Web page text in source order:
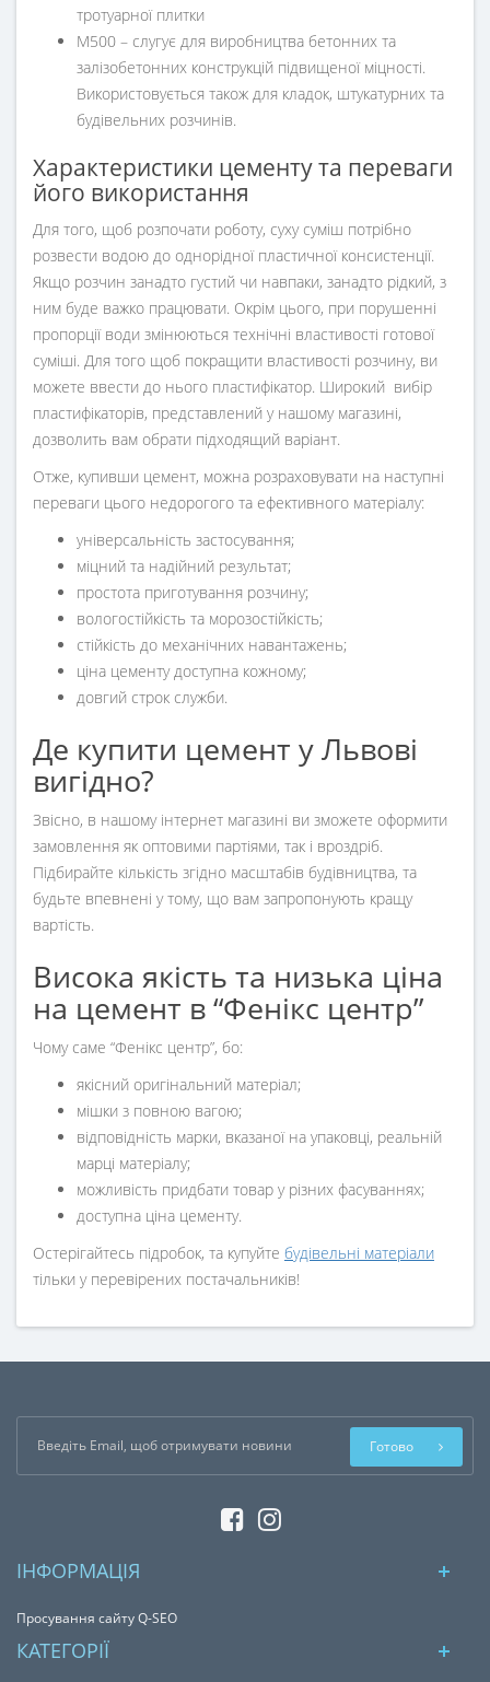
тротуарної плитки
М500 – слугує для виробництва бетонних та
залізобетонних конструкцій підвищеної міцності.
Використовується також для кладок, штукатурних та
будівельних розчинів.
Характеристики цементу та переваги
його використання
Для того, щоб розпочати роботу, суху суміш потрібно
розвести водою до однорідної пластичної консистенції.
Якщо розчин занадто густий чи навпаки, занадто рідкий, з
ним буде важко працювати. Окрім цього, при порушенні
пропорції води змінюються технічні властивості готової
суміші. Для того щоб покращити властивості розчину, ви
можете ввести до нього пластифікатор. Широкий вибір
пластифікаторів, представлений у нашому магазині,
дозволить вам обрати підходящий варіант.
Отже, купивши цемент, можна розраховувати на наступні
переваги цього недорогого та ефективного матеріалу:
універсальність застосування;
міцний та надійний результат;
простота приготування розчину;
вологостійкість та морозостійкість;
стійкість до механічних навантажень;
ціна цементу доступна кожному;
довгий строк служби.
Де купити цемент у Львові
вигідно?
Звісно, в нашому інтернет магазині ви зможете оформити
замовлення як оптовими партіями, так і вроздріб.
Підбирайте кількість згідно масштабів будівництва, та
будьте впевнені у тому, що вам запропонують кращу
вартість.
Висока якість та низька ціна
на цемент в “Фенікс центр”
Чому саме “Фенікс центр”, бо:
якісний оригінальний матеріал;
мішки з повною вагою;
відповідність марки, вказаної на упаковці, реальній
марці матеріалу;
можливість придбати товар у різних фасуваннях;
доступна ціна цементу.
Остерігайтесь підробок, та купуйте будівельні матеріали
тільки у перевірених постачальників!
Готово
ІНФОРМАЦІЯ
Просування сайту Q-SEO
КАТЕГОРІЇ